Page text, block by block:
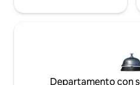
Departamento con